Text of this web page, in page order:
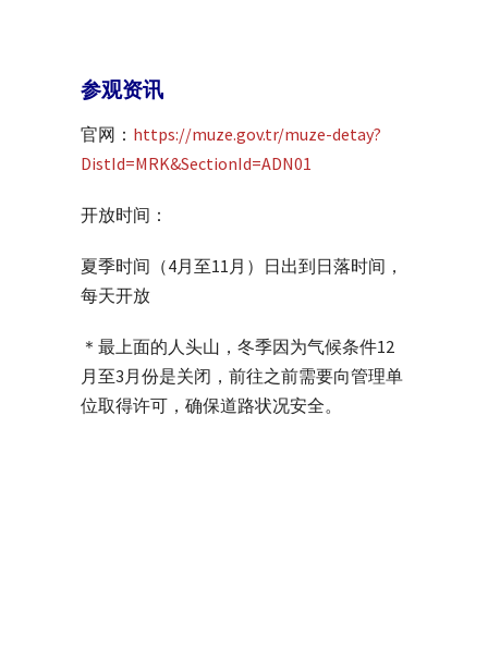
参观资讯
官网： https://muze.gov.tr/muze-detay?
DistId=MRK&SectionId=ADN01
开放时间：
夏季时间（4月至11月）日出到日落时间，
每天开放
＊最上面的人头山，冬季因为气候条件12
月至3月份是关闭，前往之前需要向管理单
位取得许可，确保道路状况安全。